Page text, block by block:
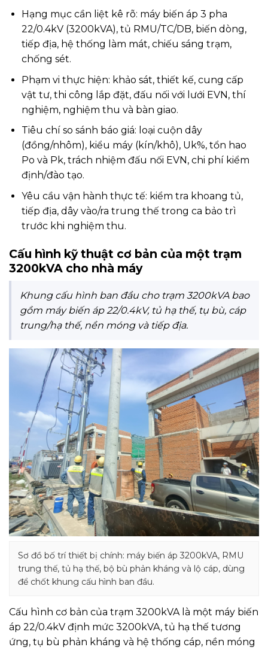
Hạng mục cần liệt kê rõ: máy biến áp 3 pha
22/0.4kV (3200kVA), tủ RMU/TC/DB, biến dòng,
tiếp địa, hệ thống làm mát, chiếu sáng trạm,
chống sét.
Phạm vi thực hiện: khảo sát, thiết kế, cung cấp
vật tư, thi công lắp đặt, đấu nối với lưới EVN, thí
nghiệm, nghiệm thu và bàn giao.
Tiêu chí so sánh báo giá: loại cuộn dây
(đồng/nhôm), kiểu máy (kín/khô), Uk%, tổn hao
Po và Pk, trách nhiệm đấu nối EVN, chi phí kiểm
định/đào tạo.
Yêu cầu vận hành thực tế: kiểm tra khoang tủ,
tiếp địa, dây vào/ra trung thế trong ca bảo trì
trước khi nghiệm thu.
Cấu hình kỹ thuật cơ bản của một trạm
3200kVA cho nhà máy
Khung cấu hình ban đầu cho trạm 3200kVA bao
gồm máy biến áp 22/0.4kV, tủ hạ thế, tụ bù, cáp
trung/hạ thế, nền móng và tiếp địa.
Sơ đồ bố trí thiết bị chính: máy biến áp 3200kVA, RMU
trung thế, tủ hạ thế, bộ bù phản kháng và lộ cáp, dùng
để chốt khung cấu hình ban đầu.
Cấu hình cơ bản của trạm 3200kVA là một máy biến
áp 22/0.4kV định mức 3200kVA, tủ hạ thế tương
ứng, tụ bù phản kháng và hệ thống cáp, nền móng